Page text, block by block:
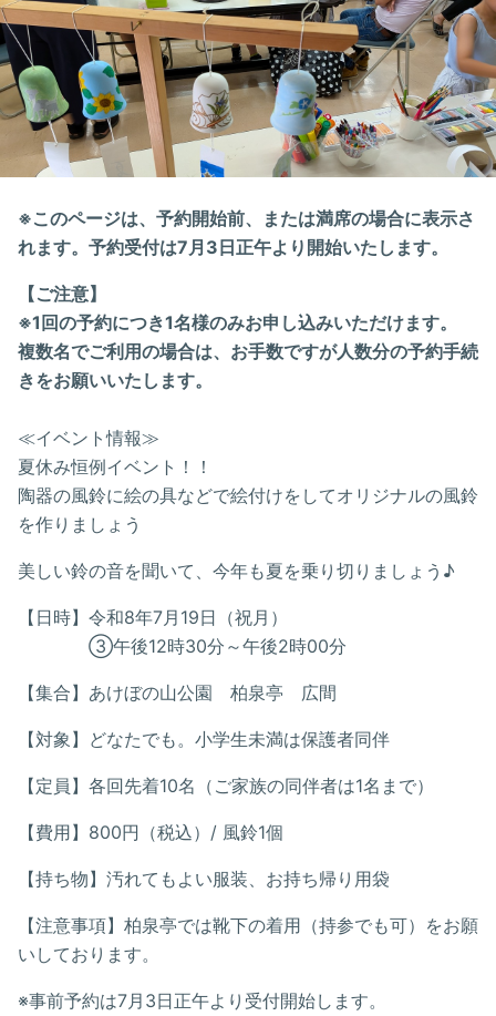
※このページは、予約開始前、または満席の場合に表示さ
れます。予約受付は7月3日正午より開始いたします。
【ご注意】
※1回の予約につき1名様のみお申し込みいただけます。
複数名でご利用の場合は、お手数ですが人数分の予約手続
きをお願いいたします。
≪イベント情報≫
夏休み恒例イベント！！
陶器の風鈴に絵の具などで絵付けをしてオリジナルの風鈴
を作りましょう
美しい鈴の音を聞いて、今年も夏を乗り切りましょう♪
【日時】令和8年7月19日（祝月）
③午後12時30分～午後2時00分
【集合】あけぼの山公園 柏泉亭 広間
【対象】どなたでも。小学生未満は保護者同伴
【定員】各回先着10名（ご家族の同伴者は1名まで）
【費用】800円（税込）/ 風鈴1個
【持ち物】汚れてもよい服装、お持ち帰り用袋
【注意事項】柏泉亭では靴下の着用（持参でも可）をお願
いしております。
※事前予約は7月3日正午より受付開始します。